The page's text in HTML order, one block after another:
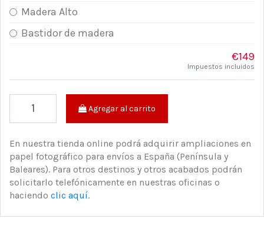
Madera Alto
Bastidor de madera
€149
Impuestos incluidos
Agregar al carrito
En nuestra tienda online podrá adquirir ampliaciones en
papel fotográfico para envíos a España (Península y
Baleares). Para otros destinos y otros acabados podrán
solicitarlo telefónicamente en nuestras oficinas o
haciendo clic aquí.